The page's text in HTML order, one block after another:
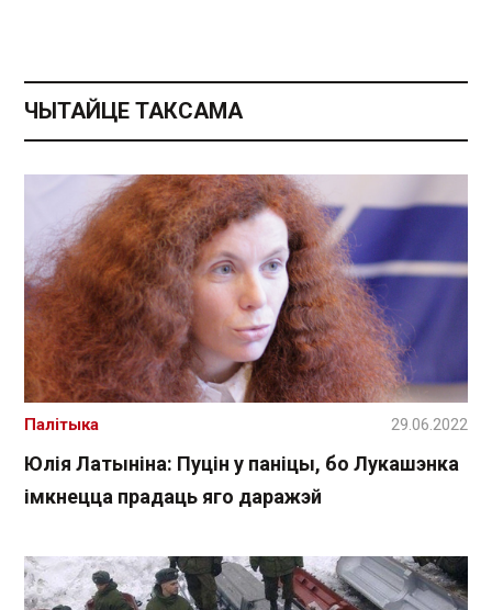
ЧЫТАЙЦЕ ТАКСАМА
Юлія Латыніна: Пуцін у паніцы, бо Лукашэнка
імкнецца прадаць яго даражэй
Палітыка 29.06.2022